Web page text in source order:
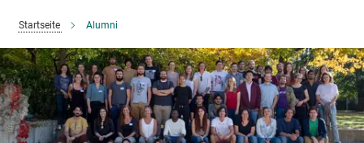
Startseite Alumni